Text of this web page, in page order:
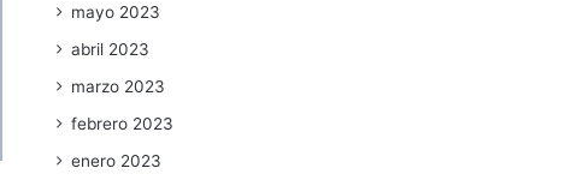
mayo 2023
abril 2023
marzo 2023
febrero 2023
enero 2023